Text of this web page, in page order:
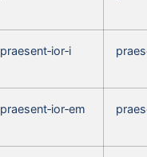
praesent‑ior‑i
praesent‑ior‑em